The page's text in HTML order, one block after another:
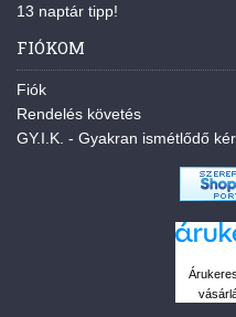
13 naptár tipp!
FIÓKOM
Fiók
Rendelés követés
GY.I.K. - Gyakran ismétlődő